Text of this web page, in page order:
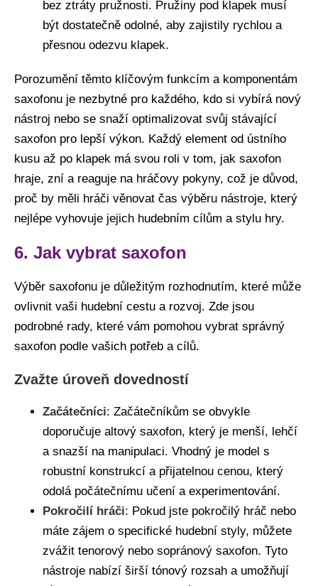
bez ztráty pružnosti. Pružiny pod klapek musí
být dostatečně odolné, aby zajistily rychlou a
přesnou odezvu klapek.
Porozumění těmto klíčovým funkcím a komponentám
saxofonu je nezbytné pro každého, kdo si vybírá nový
nástroj nebo se snaží optimalizovat svůj stávající
saxofon pro lepší výkon. Každý element od ústního
kusu až po klapek má svou roli v tom, jak saxofon
hraje, zní a reaguje na hráčovy pokyny, což je důvod,
proč by měli hráči věnovat čas výběru nástroje, který
nejlépe vyhovuje jejich hudebním cílům a stylu hry.
6. Jak vybrat saxofon
Výběr saxofonu je důležitým rozhodnutím, které může
ovlivnit vaši hudební cestu a rozvoj. Zde jsou
podrobné rady, které vám pomohou vybrat správný
saxofon podle vašich potřeb a cílů.
Zvažte úroveň dovedností
Začátečníci: Začátečníkům se obvykle
doporučuje altový saxofon, který je menší, lehčí
a snazší na manipulaci. Vhodný je model s
robustní konstrukcí a přijatelnou cenou, který
odolá počátečnímu učení a experimentování.
Pokročilí hráči: Pokud jste pokročilý hráč nebo
máte zájem o specifické hudební styly, můžete
zvážit tenorový nebo sopránový saxofon. Tyto
nástroje nabízí širší tónový rozsah a umožňují